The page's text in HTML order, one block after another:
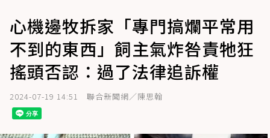
心機邊牧拆家「專門搞爛平常用
不到的東西」飼主氣炸咎責牠狂
搖頭否認：過了法律追訴權
2024-07-19 14:51 聯合新聞網／陳思翰